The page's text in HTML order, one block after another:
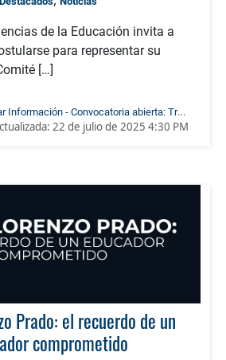
de la Educación invita a
para representar su
[…]
Información - Convocatoria abierta: Tres
al Comité de Investigaciones de la
22 de julio de 2025 4:30 PM
Prado: el recuerdo de un
comprometido